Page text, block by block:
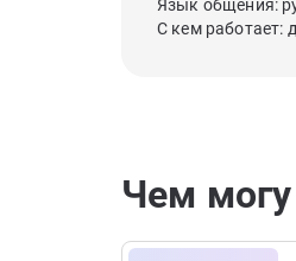
Язык общения:
С кем работает:
Чем